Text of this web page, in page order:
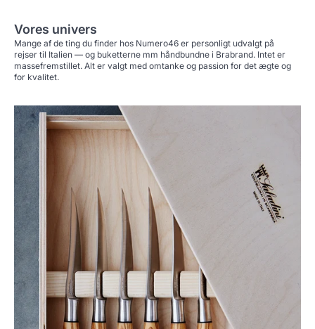
Vores univers
Mange af de ting du finder hos Numero46 er personligt udvalgt på
rejser til Italien — og buketterne mm håndbundne i Brabrand. Intet er
massefremstillet. Alt er valgt med omtanke og passion for det ægte og
for kvalitet.